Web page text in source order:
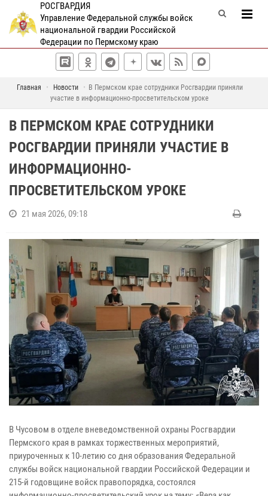
РОСГВАРДИЯ
Управление Федеральной службы войск
национальной гвардии Российской
Федерации по Пермскому краю
Главная Новости
В Пермском крае сотрудники Росгвардии приняли
участие в информационно-просветительском уроке
В ПЕРМСКОМ КРАЕ СОТРУДНИКИ
РОСГВАРДИИ ПРИНЯЛИ УЧАСТИЕ В
ИНФОРМАЦИОННО-
ПРОСВЕТИТЕЛЬСКОМ УРОКЕ
21 мая 2026, 09:18
В Чусовом в отделе вневедомственной охраны Росгвардии
Пермского края в рамках торжественных мероприятий,
приуроченных к 10-летию со дня образования Федеральной
службы войск национальной гвардии Российской Федерации и
215-й годовщине войск правопорядка, состоялся